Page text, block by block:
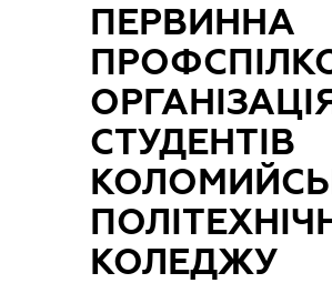
ПЕРВИННА
СТУДЕНТІВ
КОЛЕДЖУ